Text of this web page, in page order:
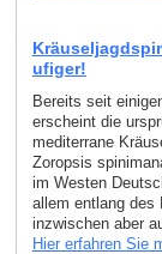
ufiger!
Bereits seit
erscheint die
mediterrane
Zoropsis
im Westen
allem entlang des
inzwischen aber
Hier erfahren Sie